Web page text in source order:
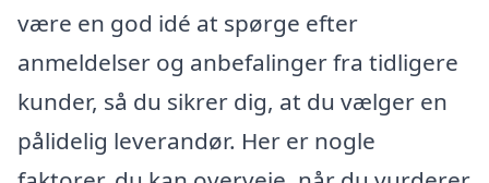
være en god idé at spørge efter
anmeldelser og anbefalinger fra tidligere
kunder, så du sikrer dig, at du vælger en
pålidelig leverandør. Her er nogle